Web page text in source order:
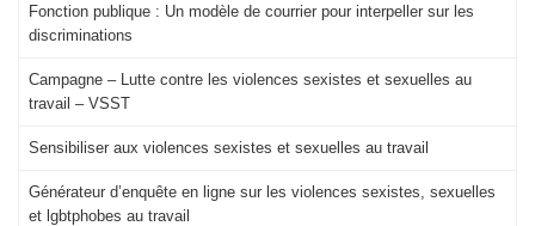
Fonction publique : Un modèle de courrier pour interpeller sur les
discriminations
Campagne – Lutte contre les violences sexistes et sexuelles au
travail – VSST
Sensibiliser aux violences sexistes et sexuelles au travail
Générateur d’enquête en ligne sur les violences sexistes, sexuelles
et lgbtphobes au travail